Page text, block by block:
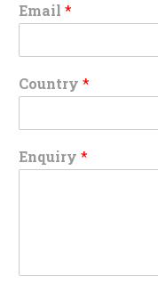
Email *
Country *
Enquiry *